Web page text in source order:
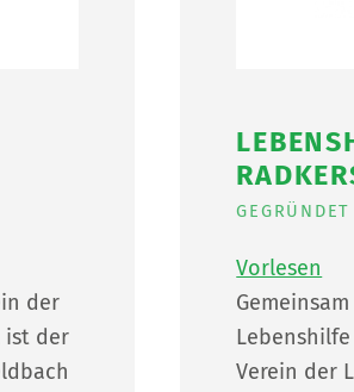
der
ist der
Vorlesen
Verein der